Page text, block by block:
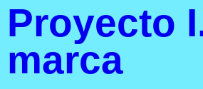
Proyecto
marca